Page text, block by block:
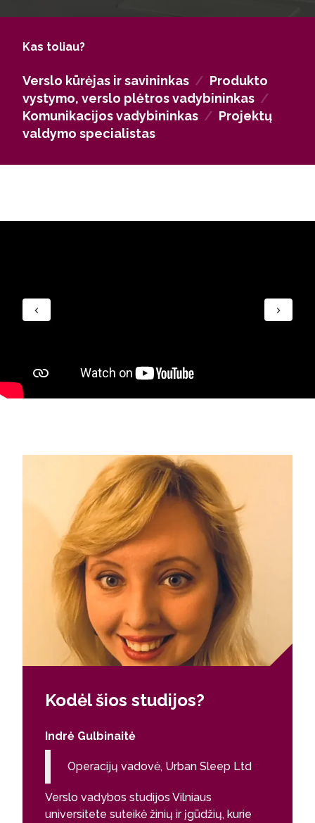
Kas toliau?
Verslo kūrėjas ir savininkas / Produkto
vystymo, verslo plėtros vadybininkas /
Komunikacijos vadybininkas / Projektų
valdymo specialistas
Kodėl šios studijos?
Indrė Gulbinaitė
Operacijų vadovė, Urban Sleep Ltd
Verslo vadybos studijos Vilniaus
universitete suteikė žinių ir įgūdžių, kurie